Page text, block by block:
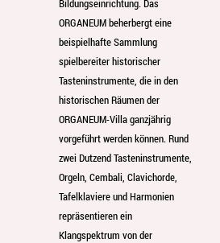
Bildungseinrichtung. Das
ORGANEUM beherbergt eine
beispielhafte Sammlung
spielbereiter historischer
Tasteninstrumente, die in den
historischen Räumen der
ORGANEUM-Villa ganzjährig
vorgeführt werden können. Rund
zwei Dutzend Tasteninstrumente,
Orgeln, Cembali, Clavichorde,
Tafelklaviere und Harmonien
repräsentieren ein
Klangspektrum von der